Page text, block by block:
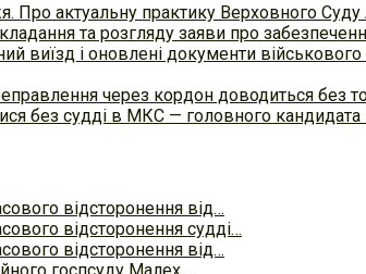
Про актуальну практику Верховного Суду
та розгляду заяви про
виїзд і оновлені документи
через кордон доводиться без
без судді в МКС — головного
відсторонення від…
відсторонення судді…
відсторонення від…